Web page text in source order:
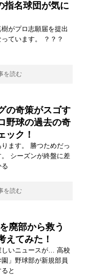
指名球団が気に
がプロ志願届を提出
ています。 ？？？
を読む
の奇策がスゴす
野球の過去の奇
ック！
ます。 勝つためだっ
シーズンが終盤に差
を読む
廃部から救う
えてみた！
しいニュースが… 高校
」野球部が新規部員
と